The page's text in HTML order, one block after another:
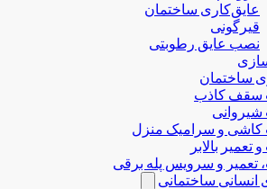
عایق‌کاری ساختمان
قیرگونی
نصب عایق رطوبتی
ساختمان
سقف کاذب
و سرامیک منزل
بالابر
تعمیر و سرویس پله برقی
انسانی ساختمانی